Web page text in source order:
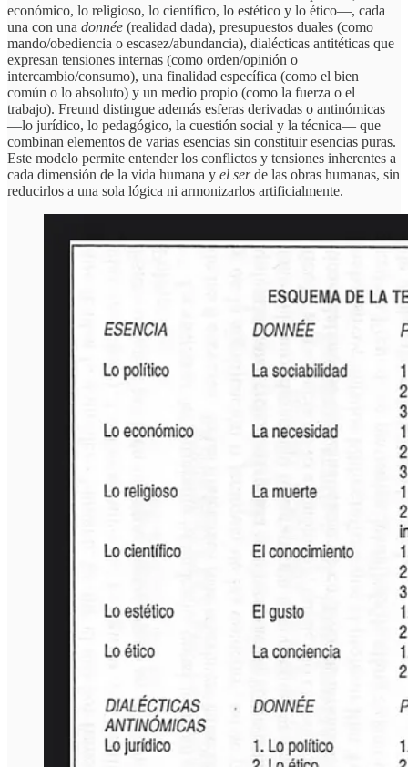
económico, lo religioso, lo científico, lo estético y lo ético—, cada
una con una donnée (realidad dada), presupuestos duales (como
mando/obediencia o escasez/abundancia), dialécticas antitéticas que
expresan tensiones internas (como orden/opinión o
intercambio/consumo), una finalidad específica (como el bien
común o lo absoluto) y un medio propio (como la fuerza o el
trabajo). Freund distingue además esferas derivadas o antinómicas
—lo jurídico, lo pedagógico, la cuestión social y la técnica— que
combinan elementos de varias esencias sin constituir esencias puras.
Este modelo permite entender los conflictos y tensiones inherentes a
cada dimensión de la vida humana y el serde las obras humanas, sin
reducirlos a una sola lógica ni armonizarlos artificialmente.